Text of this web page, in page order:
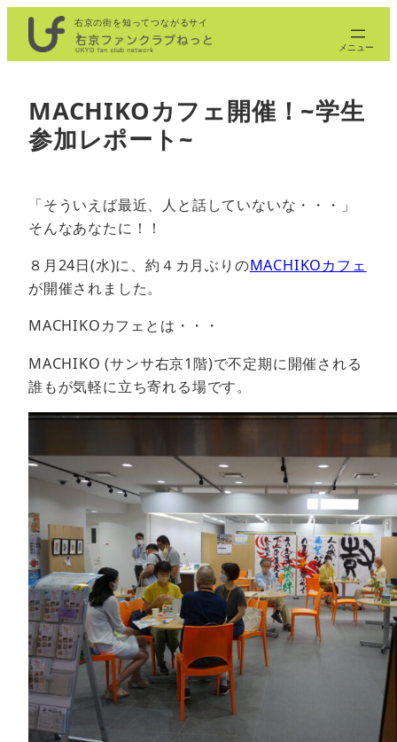
を
右京の街を知ってつながるサイ
ト
MACHIKOカフェ開催！~学生
参加レポート~
「そういえば最近、人と話していないな・・・」
そんなあなたに！！
８月24日(水)に、約４カ月ぶりのMACHIKOカフェ
が開催されました。
MACHIKOカフェとは・・・
MACHIKO (サンサ右京1階)で不定期に開催される
誰もが気軽に立ち寄れる場です。